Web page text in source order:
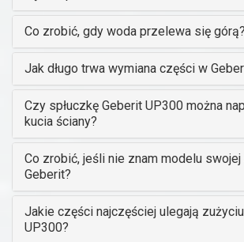
Co zrobić, gdy woda przelewa się górą?
Jak długo trwa wymiana części w
Czy spłuczkę Geberit UP300 można
kucia ściany?
Co zrobić, jeśli nie znam modelu swojej
Geberit?
Jakie części najczęściej ulegają
UP300?